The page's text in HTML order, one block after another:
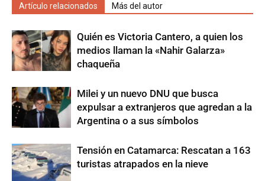
Artículo relacionados Más del autor
Quién es Victoria Cantero, a quien los
medios llaman la «Nahir Galarza»
chaqueña
Milei y un nuevo DNU que busca
expulsar a extranjeros que agredan a la
Argentina o a sus símbolos
Tensión en Catamarca: Rescatan a 163
turistas atrapados en la nieve